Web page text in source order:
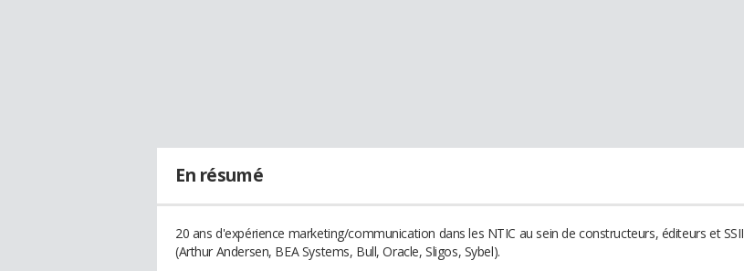
En résumé
20 ans d'expérience marketing/communication dans les NTIC au sein de constructeurs, éditeurs et SSII
(Arthur Andersen, BEA Systems, Bull, Oracle, Sligos, Sybel).